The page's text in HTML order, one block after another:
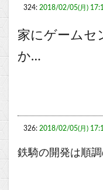
324: 2018/02/05(月)
家にゲームセ
か…
326: 2018/02/05(月)
鉄騎の開発は順調